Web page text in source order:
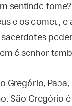
sentindo
e os comeu, e
é senhor
Gregório, Papa,
São Gregório